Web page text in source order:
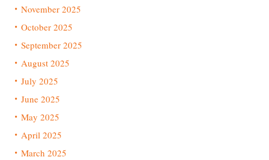
November 2025
October 2025
September 2025
August 2025
July 2025
June 2025
May 2025
April 2025
March 2025